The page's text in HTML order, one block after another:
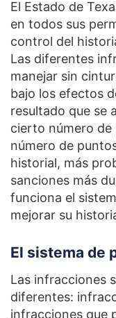
El Estado de
en todos sus
control del
Las diferentes
manejar sin
bajo los efectos
resultado que se
cierto número de
número de
historial, más
sanciones más
funciona el
mejorar su
El sistema de
Las infracciones
diferentes:
infracciones que